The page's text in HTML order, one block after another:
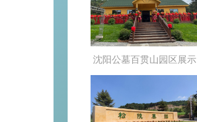
沈阳公墓百贯山园区展示